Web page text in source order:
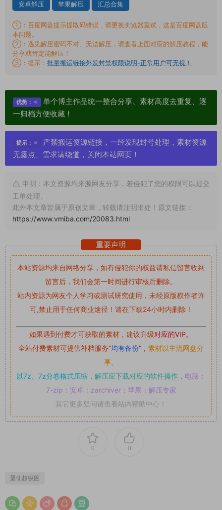
安卓解压 苹果解压 汇总合集
①：百度网盘提示提取码错误，请更换浏览器重试，这是百度网盘版
本问题。
②：遇见解压密码不对、无法解压，请查看上面对应的解压教程，能
分享就肯定能解压！
③：提示： 批量搬运链接外发封禁权限说明-正常用户可无视！
优势：
单个博主作品统一整合分享、素材高度去重复、逐
一归档方便收藏！
提示：
严禁搬运资源链接，一经发现封号处理，素材资源
无露点、需求请绕道，关闭本站网页！
申明：本文资源均来源网友分享，若侵犯了您的权限可以提交
工单处理。
此外本文章皆属于原创文章，转载请注明出处！原文链接：
https://www.vmiba.com/20083.html
重要声明
本站资源均来自网络分享，如有侵犯你的权益请私信留言收到
留言后，我们会第一时间进行审核后删除。
站内资源为网友个人学习或测试研究使用，未经原版权作者许
可,禁止用于任何商业途径！请在下载24小时内删除！
如果遇到付费才可获取的素材，建议升级对应的VIP。
全站付费素材可提供补档服务“均有备份”， 素材以主流网盘分
享。
以7z、7z分卷格式压缩， 解压应下载对应的软件操作， 电脑：
7-zip；安卓：zarchiver；苹果：解压专家
其它更多疑问请查看站内帮助中心！
0 0
蛋仙超级困